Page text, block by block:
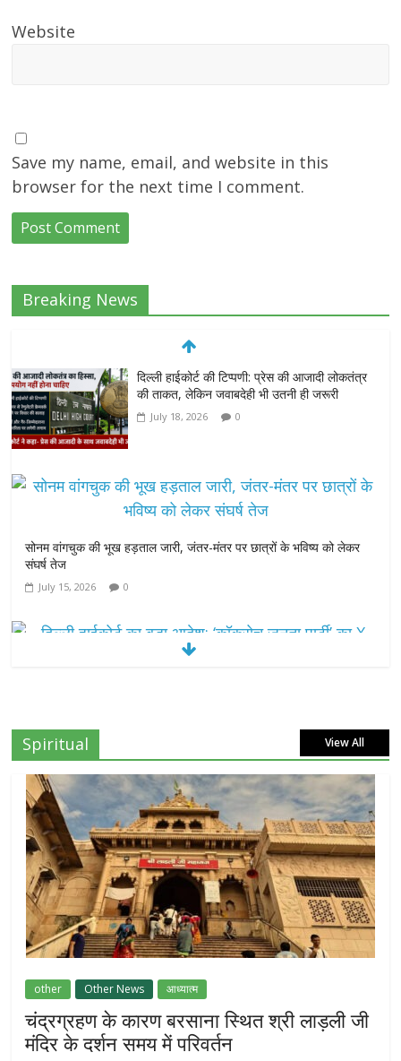
Website
Save my name, email, and website in this
browser for the next time I comment.
Breaking News
दिल्ली हाईकोर्ट की टिप्पणी: प्रेस की आजादी लोकतंत्र
की ताकत, लेकिन जवाबदेही भी उतनी ही जरूरी
July 18, 2026 0
सोनम वांगचुक की भूख हड़ताल जारी, जंतर-मंतर पर छात्रों के भविष्य को लेकर
संघर्ष तेज
July 15, 2026 0
7वें वेतनमान की मांग: जल निगम पेंशनरों ने रक्षा मंत्री
राजनाथ सिंह से लगाई गुहार
July 7, 2026
NEET-UG प्रदर्शन मामले में दिल्ली सरकार का बड़ा
फैसला, 13 FIR मामलों में प्रदर्शनकारियों को राहत
July 31, 2026 0
प्रधानमंत्री को लिखा संयुक्त पत्र, स्वतंत्र जांच की
July 20, 2026 0
Spiritual View All
other Other News आध्यात्म
चंद्रग्रहण के कारण बरसाना स्थित श्री लाड़ली जी
मंदिर के दर्शन समय में परिवर्तन